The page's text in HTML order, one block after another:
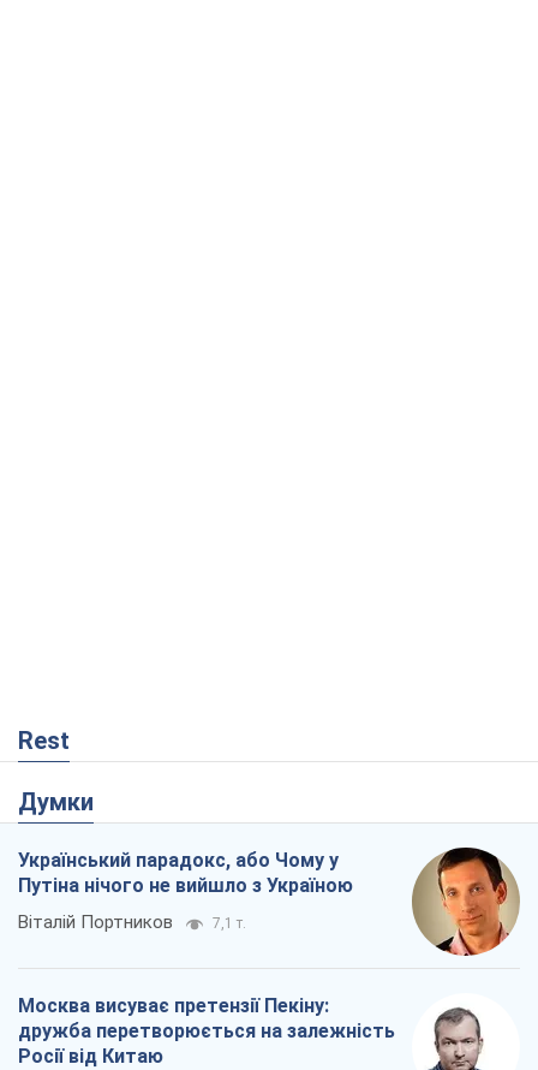
Rest
Думки
Український парадокс, або Чому у
Путіна нічого не вийшло з Україною
Віталій Портников 7,1 т.
Москва висуває претензії Пекіну:
дружба перетворюється на залежність
Росії від Китаю